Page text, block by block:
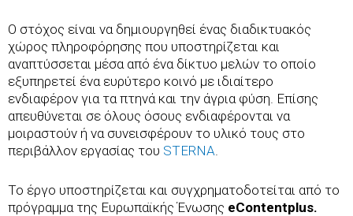
Ο στόχος είναι να δημιουργηθεί ένας διαδικτυακός
χώρος πληροφόρησης που υποστηρίζεται και
αναπτύσσεται μέσα από ένα δίκτυο μελών το οποίο
εξυπηρετεί ένα ευρύτερο κοινό με ιδιαίτερο
ενδιαφέρον για τα πτηνά και την άγρια φύση. Επίσης
απευθύνεται σε όλους όσους ενδιαφέρονται να
μοιραστούν ή να συνεισφέρουν το υλικό τους στο
περιβάλλον εργασίας του STERNA.
Το έργο υποστηρίζεται και συγχρηματοδοτείται από το
πρόγραμμα της Ευρωπαϊκής Ένωσης eContentplus.